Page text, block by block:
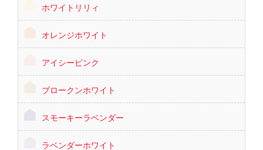
ホワイトリリィ
オレンジホワイト
アイシーピンク
ブロークンホワイト
スモーキーラベンダー
ラベンダーホワイト